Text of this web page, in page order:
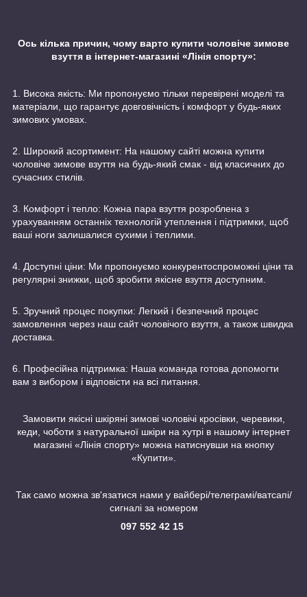
Ось кілька причин, чому варто купити чоловіче зимове
взуття в інтернет-магазині «Лінія спорту»:
1. Висока якість: Ми пропонуємо тільки перевірені моделі та
матеріали, що гарантує довговічність і комфорт у будь-яких
зимових умовах.
2. Широкий асортимент: На нашому сайті можна купити
чоловіче зимове взуття на будь-який смак - від класичних до
сучасних стилів.
3. Комфорт і тепло: Кожна пара взуття розроблена з
урахуванням останніх технологій утеплення і підтримки, щоб
ваші ноги залишалися сухими і теплими.
4. Доступні ціни: Ми пропонуємо конкурентоспроможні ціни та
регулярні знижки, щоб зробити якісне взуття доступним.
5. Зручний процес покупки: Легкий і безпечний процес
замовлення через наш сайт чоловічого взуття, а також швидка
доставка.
6. Професійна підтримка: Наша команда готова допомогти
вам з вибором і відповісти на всі питання.
Замовити якісні шкіряні зимові чоловічі кросівки, черевики,
кеди, чоботи з натуральної шкіри на хутрі в нашому інтернет
магазині «Лінія спорту» можна натиснувши на кнопку
«Купити».
Так само можна зв'язатися нами у вайбері/телеграмі/ватсапі/
сигналі за номером
097 552 42 15